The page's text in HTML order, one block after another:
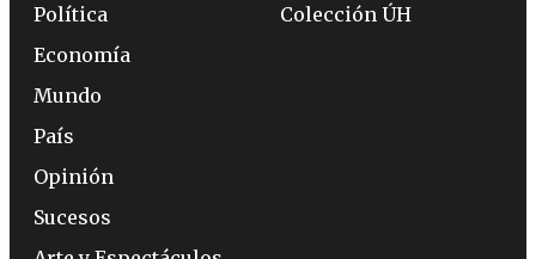
Política
Economía
Mundo
País
Opinión
Sucesos
Colección ÚH